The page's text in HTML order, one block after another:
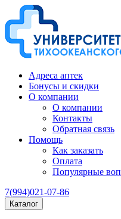
Адреса аптек
Бонусы и скидки
О компании
О компании
Контакты
Обратная связь
Помощь
Как заказать
Оплата
Популярные
7(994)021-07-86
Каталог